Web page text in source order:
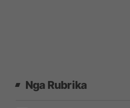
Nga Rubrika